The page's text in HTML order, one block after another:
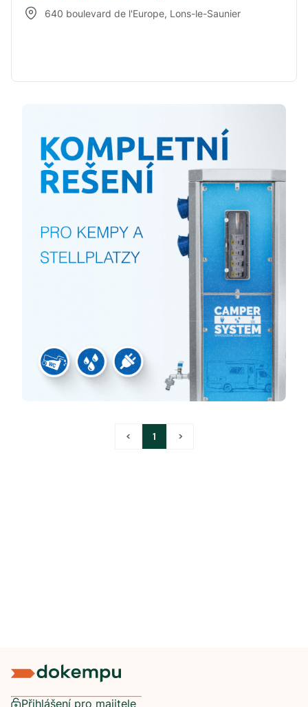
640 boulevard de l'Europe, Lons-le-Saunier
< 1 >
Přihlášení pro majitele